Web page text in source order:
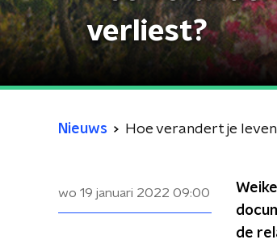
verliest?
Nieuws Hoe verandert je
wo 19 januari 2022 09:00
de